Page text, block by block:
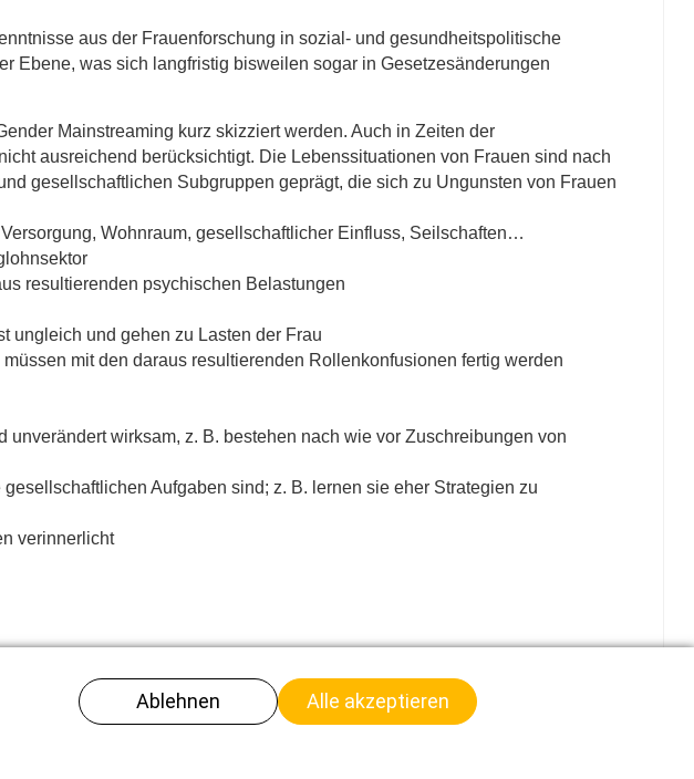
aus der Frauenforschung in sozial- und gesundheitspolitische
Ebene, was sich langfristig bisweilen sogar in Gesetzesänderungen
Mainstreaming kurz skizziert werden. Auch in Zeiten der
ausreichend berücksichtigt. Die Lebenssituationen von Frauen sind nach
gesellschaftlichen Subgruppen geprägt, die sich zu Ungunsten von Frauen
Wohnraum, gesellschaftlicher Einfluss, Seilschaften…
resultierenden psychischen Belastungen
ungleich und gehen zu Lasten der Frau
mit den daraus resultierenden Rollenkonfusionen fertig werden
wirksam, z. B. bestehen nach wie vor Zuschreibungen von
Aufgaben sind; z. B. lernen sie eher Strategien zu
verinnerlicht
Cookie-Banner anzeigen